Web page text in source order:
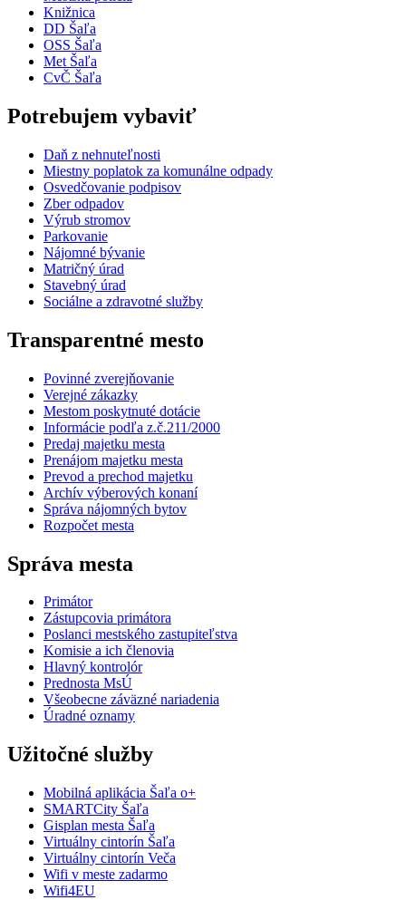
Knižnica
DD Šaľa
OSS Šaľa
Met Šaľa
CvČ Šaľa
Potrebujem vybaviť
Daň z nehnuteľnosti
Miestny poplatok za komunálne odpady
Osvedčovanie podpisov
Zber odpadov
Výrub stromov
Parkovanie
Nájomné bývanie
Matričný úrad
Stavebný úrad
Sociálne a zdravotné služby
Transparentné mesto
Povinné zverejňovanie
Verejné zákazky
Mestom poskytnuté dotácie
Informácie podľa z.č.211/2000
Predaj majetku mesta
Prenájom majetku mesta
Prevod a prechod majetku
Archív výberových konaní
Správa nájomných bytov
Rozpočet mesta
Správa mesta
Primátor
Zástupcovia primátora
Poslanci mestského zastupiteľstva
Komisie a ich členovia
Hlavný kontrolór
Prednosta MsÚ
Všeobecne záväzné nariadenia
Úradné oznamy
Užitočné služby
Mobilná aplikácia Šaľa o+
SMARTCity Šaľa
Gisplan mesta Šaľa
Virtuálny cintorín Šaľa
Virtuálny cintorín Veča
Wifi v meste zadarmo
Wifi4EU